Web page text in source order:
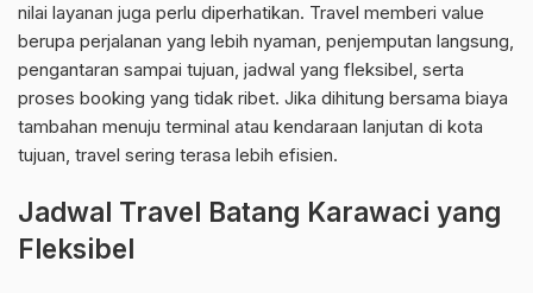
nilai layanan juga perlu diperhatikan. Travel memberi value
berupa perjalanan yang lebih nyaman, penjemputan langsung,
pengantaran sampai tujuan, jadwal yang fleksibel, serta
proses booking yang tidak ribet. Jika dihitung bersama biaya
tambahan menuju terminal atau kendaraan lanjutan di kota
tujuan, travel sering terasa lebih efisien.
Jadwal Travel Batang Karawaci yang
Fleksibel